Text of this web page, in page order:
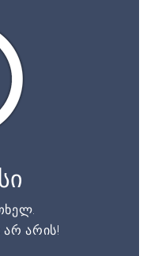
არის!